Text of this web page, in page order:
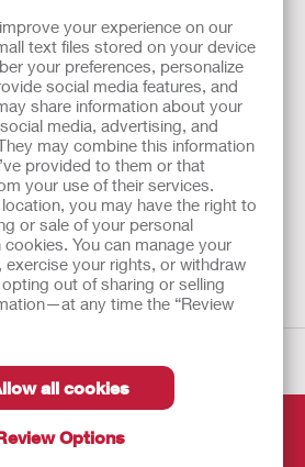
your experience on our
text files stored on your device
your preferences, personalize
social media features, and
share information about your
media, advertising, and
may combine this information
provided to them or that
your use of their services.
you may have the right to
or sale of your personal
You can manage your
exercise your rights, or withdraw
out of sharing or selling
any time the “Review
all cookies
Options
hulpmiddelen dienen
van de volgende symbolen
geen medisch advies en is niet
het advies van uw eigen arts of